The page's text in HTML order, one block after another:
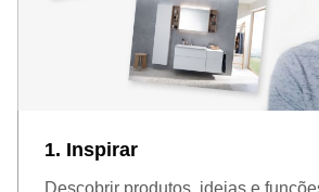
1. Inspirar
Descobrir produtos, ideias e